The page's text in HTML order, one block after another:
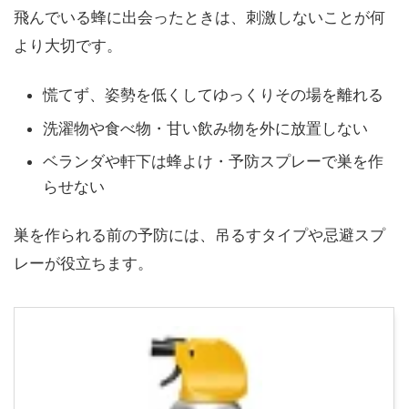
飛んでいる蜂に出会ったときは、刺激しないことが何
より大切です。
慌てず、姿勢を低くしてゆっくりその場を離れる
洗濯物や食べ物・甘い飲み物を外に放置しない
ベランダや軒下は蜂よけ・予防スプレーで巣を作
らせない
巣を作られる前の予防には、吊るすタイプや忌避スプ
レーが役立ちます。